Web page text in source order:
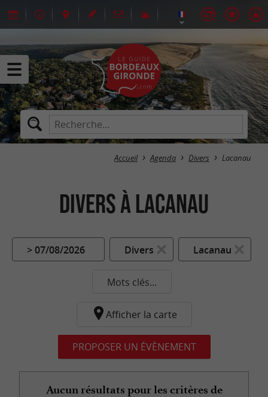
Accueil Agenda Divers Lacanau
Divers à Lacanau
> 07/08/2026 Divers Lacanau
Mots clés...
Afficher la carte
PROPOSER UN ÉVÈNEMENT
Aucun résultats pour les critères de